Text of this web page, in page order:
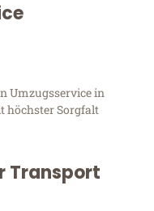
Umzugsservice in
höchster Sorgfalt
Transport